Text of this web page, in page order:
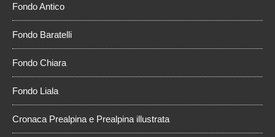
Fondo Antico
Fondo Baratelli
Fondo Chiara
Fondo Liala
Cronaca Prealpina e Prealpina illustrata